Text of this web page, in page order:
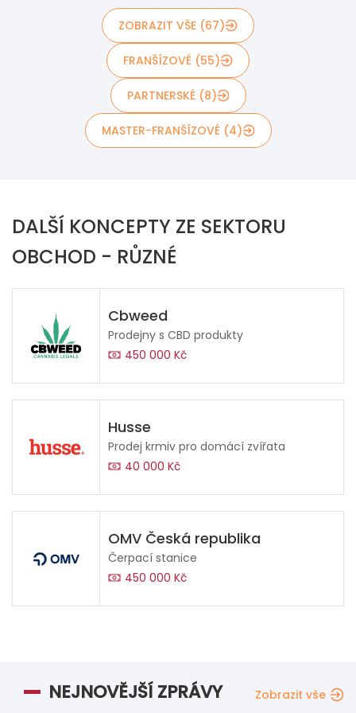
ZOBRAZIT VŠE (67)
FRANŠÍZOVÉ (55)
PARTNERSKÉ (8)
MASTER-FRANŠÍZOVÉ (4)
DALŠÍ KONCEPTY ZE SEKTORU
OBCHOD - RŮZNÉ
Cbweed
Prodejny s CBD produkty
450 000 Kč
Husse
Prodej krmiv pro domácí zvířata
40 000 Kč
OMV Česká republika
Čerpací stanice
450 000 Kč
NEJNOVĚJŠÍ ZPRÁVY Zobrazit vše